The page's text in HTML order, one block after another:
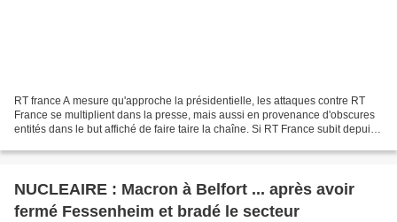
RT france A mesure qu'approche la présidentielle, les attaques contre RT
France se multiplient dans la presse, mais aussi en provenance d'obscures
entités dans le but affiché de faire taire la chaîne. Si RT France subit depuis
NUCLEAIRE : Macron à Belfort ... après avoir
fermé Fessenheim et bradé le secteur